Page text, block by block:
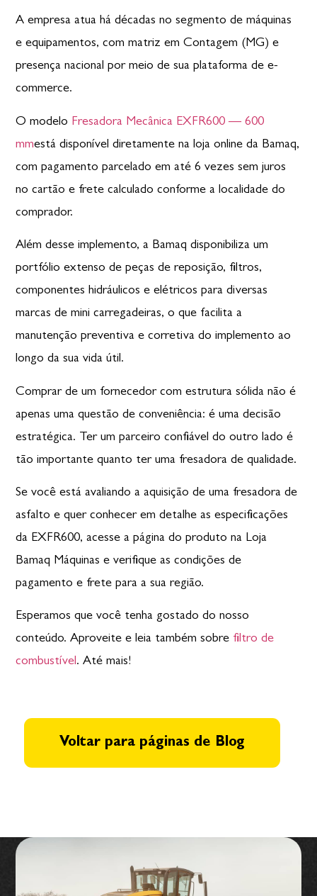
A empresa atua há décadas no segmento de máquinas
e equipamentos, com matriz em Contagem (MG) e
presença nacional por meio de sua plataforma de e-
commerce.
O modelo Fresadora Mecânica EXFR600 — 600
mmestá disponível diretamente na loja online da Bamaq,
com pagamento parcelado em até 6 vezes sem juros
no cartão e frete calculado conforme a localidade do
comprador.
Além desse implemento, a Bamaq disponibiliza um
portfólio extenso de peças de reposição, filtros,
componentes hidráulicos e elétricos para diversas
marcas de mini carregadeiras, o que facilita a
manutenção preventiva e corretiva do implemento ao
longo da sua vida útil.
Comprar de um fornecedor com estrutura sólida não é
apenas uma questão de conveniência: é uma decisão
estratégica. Ter um parceiro confiável do outro lado é
tão importante quanto ter uma fresadora de qualidade.
Se você está avaliando a aquisição de uma fresadora de
asfalto equer conhecer em detalhe as especificações
da EXFR600, acesse a página do produto na Loja
Bamaq Máquinas e verifique as condições de
pagamento e frete para a sua região.
Esperamos que você tenha gostado do nosso
conteúdo. Aproveite e leia também sobre filtro de
combustível. Até mais!
Voltar para páginas de Blog